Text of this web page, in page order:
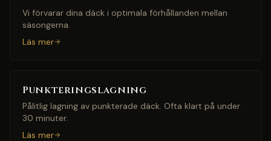
Vi förvarar dina däck i optimala förhållanden mellan
säsongerna.
Läs mer
Punkteringslagning
Pålitlig lagning av punkterade däck. Ofta klart på under
30 minuter.
Läs mer